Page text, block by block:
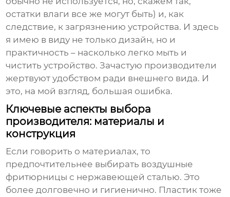
остатки влаги все же могут быть) и, как
следствие, к загрязнению устройства. И здесь
я имею в виду не только дизайн, но и
практичность – насколько легко мыть и
чистить устройство. Зачастую производители
жертвуют удобством ради внешнего вида. И
это, на мой взгляд, большая ошибка.
Ключевые аспекты выбора
производителя: материалы и
конструкция
Если говорить о материалах, то
предпочтительнее выбирать воздушные
фритюрницы с нержавеющей сталью. Это
более долговечно и гигиенично. Пластик тоже